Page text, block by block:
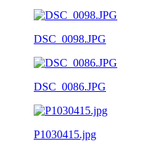
DSC_0098.JPG
DSC_0086.JPG
P1030415.jpg